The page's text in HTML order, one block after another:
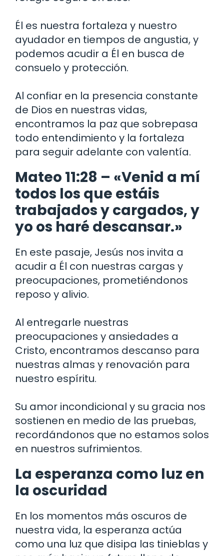
Él es nuestra fortaleza y nuestro
ayudador en tiempos de angustia, y
podemos acudir a Él en busca de
consuelo y protección.
Al confiar en la presencia constante
de Dios en nuestras vidas,
encontramos la paz que sobrepasa
todo entendimiento y la fortaleza
para seguir adelante con valentía.
Mateo 11:28 – «Venid a mí
todos los que estáis
trabajados y cargados, y
yo os haré descansar.»
En este pasaje, Jesús nos invita a
acudir a Él con nuestras cargas y
preocupaciones, prometiéndonos
reposo y alivio.
Al entregarle nuestras
preocupaciones y ansiedades a
Cristo, encontramos descanso para
nuestras almas y renovación para
nuestro espíritu.
Su amor incondicional y su gracia nos
sostienen en medio de las pruebas,
recordándonos que no estamos solos
en nuestros sufrimientos.
La esperanza como luz en
la oscuridad
En los momentos más oscuros de
nuestra vida, la esperanza actúa
como una luz que disipa las tinieblas y